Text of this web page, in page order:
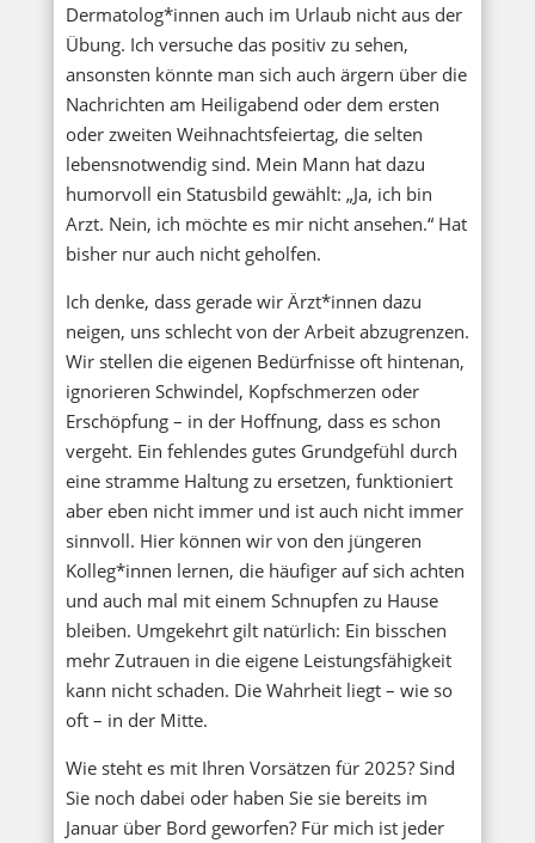
Dermatolog*innen auch im Urlaub nicht aus der
Übung. Ich versuche das positiv zu sehen,
ansonsten könnte man sich auch ärgern über die
Nachrichten am Heiligabend oder dem ersten
oder zweiten Weihnachtsfeiertag, die selten
lebensnotwendig sind. Mein Mann hat dazu
humorvoll ein Statusbild gewählt: „Ja, ich bin
Arzt. Nein, ich möchte es mir nicht ansehen.“ Hat
bisher nur auch nicht geholfen.
Ich denke, dass gerade wir Ärzt*innen dazu
neigen, uns schlecht von der Arbeit abzugrenzen.
Wir stellen die eigenen Bedürfnisse oft hintenan,
ignorieren Schwindel, Kopfschmerzen oder
Erschöpfung – in der Hoffnung, dass es schon
vergeht. Ein fehlendes gutes Grundgefühl durch
eine stramme Haltung zu ersetzen, funktioniert
aber eben nicht immer und ist auch nicht immer
sinnvoll. Hier können wir von den jüngeren
Kolleg*innen lernen, die häufiger auf sich achten
und auch mal mit einem Schnupfen zu Hause
bleiben. Umgekehrt gilt natürlich: Ein bisschen
mehr Zutrauen in die eigene Leistungsfähigkeit
kann nicht schaden. Die Wahrheit liegt – wie so
oft – in der Mitte.
Wie steht es mit Ihren Vorsätzen für 2025? Sind
Sie noch dabei oder haben Sie sie bereits im
Januar über Bord geworfen? Für mich ist jeder